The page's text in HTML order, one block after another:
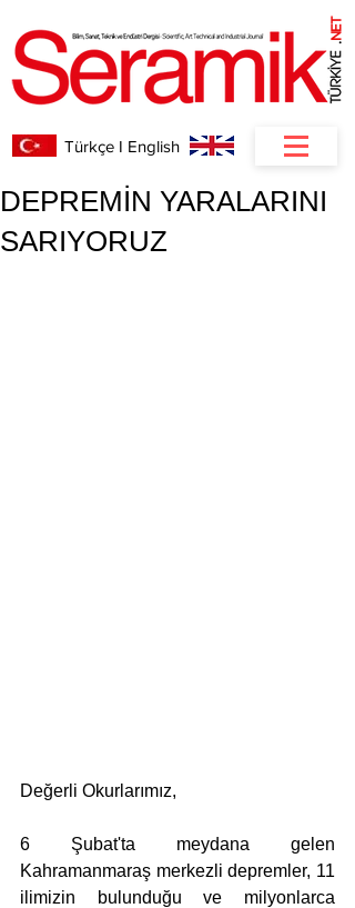
.
NET
Türkçe I English
DEPREMİN YARALARINI
SARIYORUZ
Değerli Okurlarımız,
6 Şubat'ta meydana gelen
Kahramanmaraş merkezli depremler, 11
ilimizin bulunduğu ve milyonlarca